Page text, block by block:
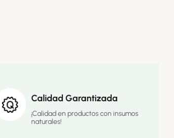
Calidad Garantizada
¡Calidad en productos con insumos
naturales!